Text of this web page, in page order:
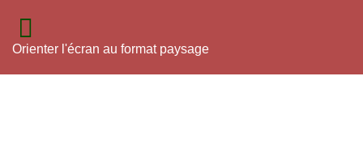
Orienter l'écran au format paysage